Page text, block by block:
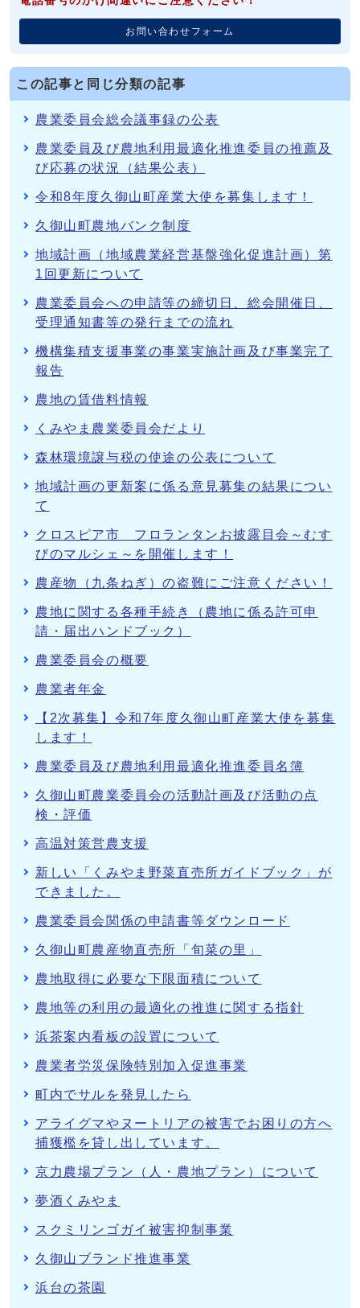
お問い合わせフォーム
この記事と同じ分類の記事
農業委員会総会議事録の公表
農業委員及び農地利用最適化推進委員の推薦及
び応募の状況（結果公表）
令和8年度久御山町産業大使を募集します！
久御山町農地バンク制度
地域計画（地域農業経営基盤強化促進計画）第
1回更新について
農業委員会への申請等の締切日、総会開催日、
受理通知書等の発行までの流れ
機構集積支援事業の事業実施計画及び事業完了
報告
農地の賃借料情報
くみやま農業委員会だより
森林環境譲与税の使途の公表について
地域計画の更新案に係る意見募集の結果につい
て
クロスピア市 フロランタンお披露目会～むす
びのマルシェ～を開催します！
農産物（九条ねぎ）の盗難にご注意ください！
農地に関する各種手続き（農地に係る許可申
請・届出ハンドブック）
農業委員会の概要
農業者年金
【2次募集】令和7年度久御山町産業大使を募集
します！
農業委員及び農地利用最適化推進委員名簿
久御山町農業委員会の活動計画及び活動の点
検・評価
高温対策営農支援
新しい「くみやま野菜直売所ガイドブック」が
できました。
農業委員会関係の申請書等ダウンロード
久御山町農産物直売所「旬菜の里」
農地取得に必要な下限面積について
農地等の利用の最適化の推進に関する指針
浜茶案内看板の設置について
農業者労災保険特別加入促進事業
町内でサルを発見したら
アライグマやヌートリアの被害でお困りの方へ
捕獲檻を貸し出しています。
京力農場プラン（人・農地プラン）について
夢酒くみやま
スクミリンゴガイ被害抑制事業
久御山ブランド推進事業
浜台の茶園